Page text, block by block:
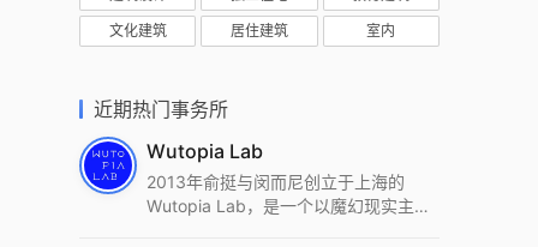
文化建筑 居住建筑 室内
近期热门事务所
Wutopia Lab
2013年俞挺与闵而尼创立于上海的
Wutopia Lab，是一个以魔幻现实主